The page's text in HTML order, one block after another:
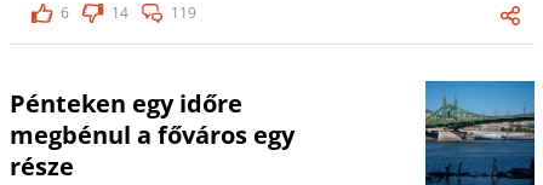
6
14 119
Pénteken egy időre
megbénul a főváros egy
része